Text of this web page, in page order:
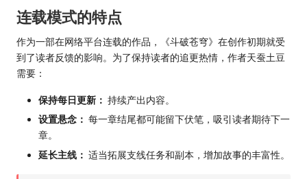
连载模式的特点
作为一部在网络平台连载的作品，《斗破苍穹》在创作初期就受
到了读者反馈的影响。为了保持读者的追更热情，作者天蚕土豆
需要：
保持每日更新： 持续产出内容。
设置悬念： 每一章结尾都可能留下伏笔，吸引读者期待下一
章。
延长主线： 适当拓展支线任务和副本，增加故事的丰富性。